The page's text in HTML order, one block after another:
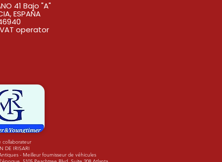
41 Bajo "A"
ESPAÑA
operator
collaborateur
DE IRISARI
- Meilleur fournisseur de véhicules